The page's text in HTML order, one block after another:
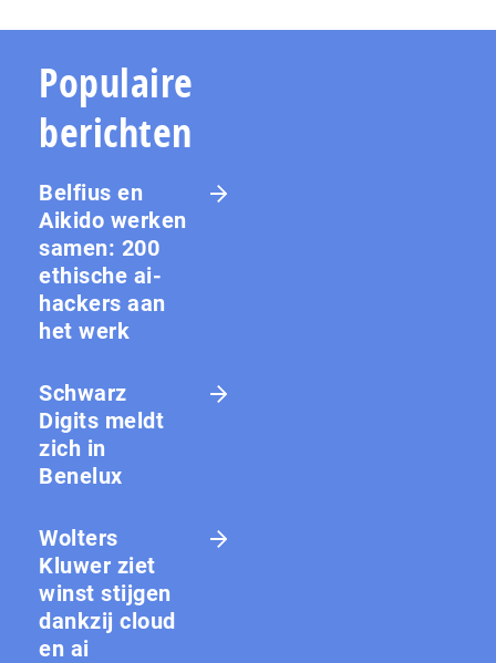
Populaire
berichten
Belfius en
Aikido werken
samen: 200
ethische ai-
hackers aan
het werk
Schwarz
Digits meldt
zich in
Benelux
Wolters
Kluwer ziet
winst stijgen
dankzij cloud
en ai